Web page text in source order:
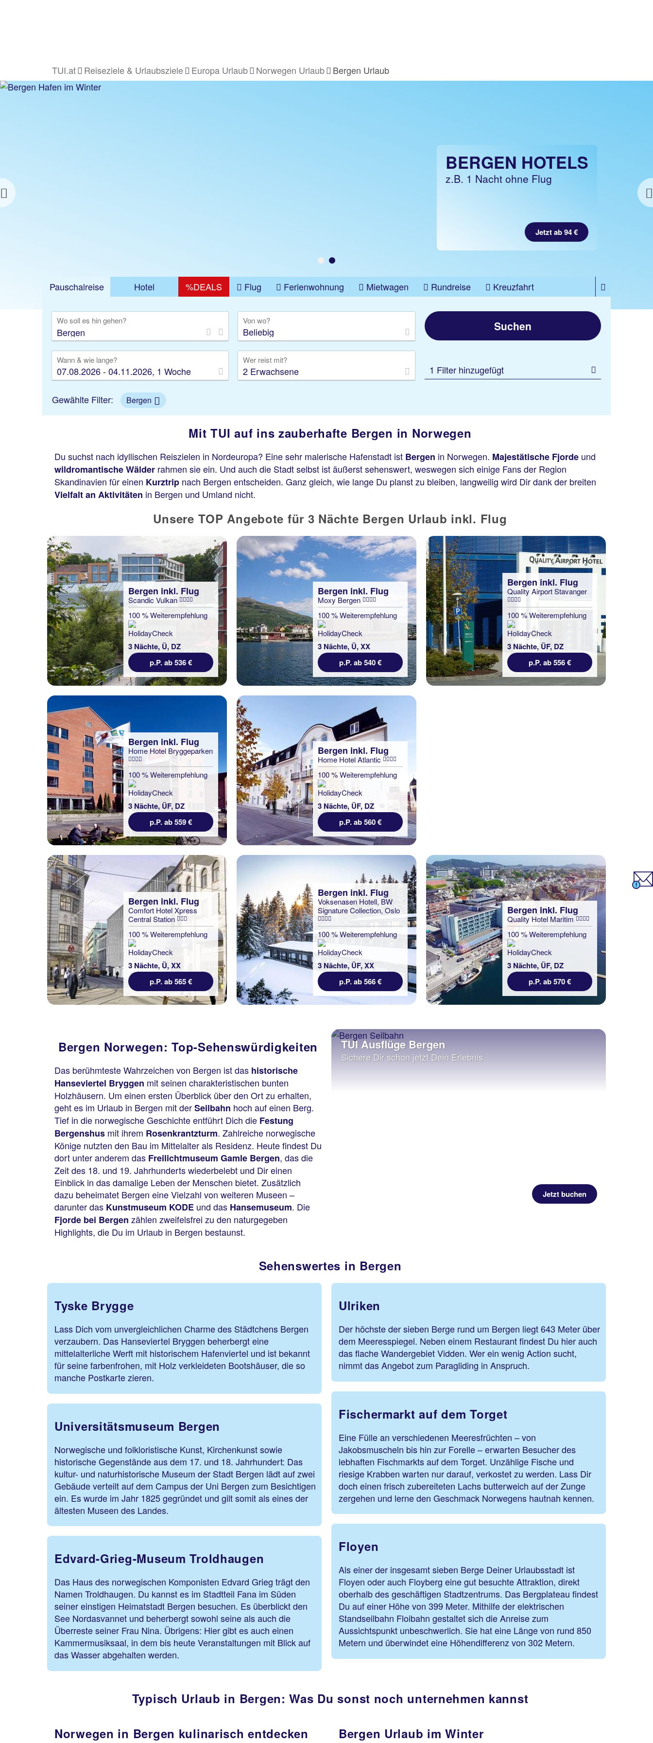
TUI.at Reiseziele & Urlaubsziele Europa Urlaub Norwegen Urlaub Bergen Urlaub
Previous
BERGEN URLAUB
z.B. 3 Nächte Hotel inkl. Flug
Jetzt ab 557 €
BERGEN HOTELS
z.B. 1 Nacht ohne Flug
Jetzt ab 94 €
Pauschalreise Hotel %DEALS Flug Ferienwohnung Mietwagen Rundreise
Kreuzfahrt
Wo soll es hin gehen? Von wo?
Beliebig
Wann & wie lange?
07.08.2026 - 04.11.2026, 1 Woche
Wer reist mit?
2 Erwachsene
Suchen
1 Filter hinzugefügt
Gewählte Filter: Bergen
Mit TUI auf ins zauberhafte Bergen in Norwegen
Du suchst nach idyllischen Reiszielen in Nordeuropa? Eine sehr malerische Hafenstadt ist Bergen in Norwegen. Majestätische Fjorde und
wildromantische Wälder rahmen sie ein. Und auch die Stadt selbst ist äußerst sehenswert, weswegen sich einige Fans der Region
Skandinavien für einen Kurztrip nach Bergen entscheiden. Ganz gleich, wie lange Du planst zu bleiben, langweilig wird Dir dank der breiten
Vielfalt an Aktivitäten in Bergen und Umland nicht.
Unsere TOP Angebote für 3 Nächte Bergen Urlaub inkl. Flug
Bergen inkl. Flug
Scandic Vulkan
100 % Weiterempfehlung
3 Nächte, Ü, DZ
p.P. ab 536 €
Bergen inkl. Flug
Moxy Bergen
100 % Weiterempfehlung
3 Nächte, Ü, XX
p.P. ab 540 €
Bergen inkl. Flug
Quality Airport Stavanger
100 % Weiterempfehlung
3 Nächte, ÜF, DZ
p.P. ab 556 €
Bergen inkl. Flug
Home Hotel Bryggeparken
100 % Weiterempfehlung
3 Nächte, ÜF, DZ
p.P. ab 559 €
Bergen inkl. Flug
Home Hotel Atlantic
100 % Weiterempfehlung
3 Nächte, ÜF, DZ
p.P. ab 560 €
Bergen inkl. Flug
Hotel Verdandi Oslo
80 % Weiterempfehlung
3 Nächte, Ü, XX
p.P. ab 561 €
Bergen inkl. Flug
Comfort Hotel Xpress
Central Station
100 % Weiterempfehlung
3 Nächte, Ü, XX
p.P. ab 565 €
Bergen inkl. Flug
Voksenasen Hotell, BW
Signature Collection, Oslo
100 % Weiterempfehlung
3 Nächte, ÜF, XX
p.P. ab 566 €
Bergen inkl. Flug
Quality Hotel Maritim
100 % Weiterempfehlung
3 Nächte, ÜF, DZ
p.P. ab 570 €
Bergen Norwegen: Top-Sehenswürdigkeiten
Das berühmteste Wahrzeichen von Bergen ist das historische
Hanseviertel Bryggen mit seinen charakteristischen bunten
Holzhäusern. Um einen ersten Überblick über den Ort zu erhalten,
geht es im Urlaub in Bergen mit derSeilbahn hoch auf einen Berg.
Tief in die norwegische Geschichte entführt Dich die Festung
Bergenshus mit ihrem Rosenkrantzturm. Zahlreiche norwegische
Könige nutzten den Bau im Mittelalter als Residenz. Heute findest Du
dort unter anderem das Freilichtmuseum Gamle Bergen, das die
Zeit des 18. und 19. Jahrhunderts wiederbelebt und Dir einen
Einblick in das damalige Leben der Menschen bietet. Zusätzlich
dazu beheimatet Bergen eine Vielzahl von weiteren Museen –
darunter das Kunstmuseum KODE und das Hansemuseum. Die
Fjorde bei Bergen zählen zweifelsfrei zu den naturgegeben
Highlights, die Du im Urlaub in Bergen bestaunst.
TUI Ausflüge Bergen
Sichere Dir schon jetzt Dein Erlebnis
Jetzt buchen
Sehenswertes in Bergen
Tyske Brygge
Lass Dich vom unvergleichlichen Charme des Städtchens Bergen
verzaubern. Das Hanseviertel Bryggen beherbergt eine
mittelalterliche Werft mit historischem Hafenviertel und ist bekannt
für seine farbenfrohen, mit Holz verkleideten Bootshäuser, die so
manche Postkarte zieren.
Universitätsmuseum Bergen
Norwegische und folkloristische Kunst, Kirchenkunst sowie
historische Gegenstände aus dem 17. und 18. Jahrhundert: Das
kultur- und naturhistorische Museum der Stadt Bergen lädt auf zwei
Gebäude verteilt auf dem Campus der Uni Bergen zum Besichtigen
ein. Es wurde im Jahr 1825 gegründet und gilt somit als eines der
ältesten Museen des Landes.
Edvard-Grieg-Museum Troldhaugen
Das Haus des norwegischen Komponisten Edvard Grieg trägt den
Namen Troldhaugen. Du kannst es im Stadtteil Fana im Süden
seiner einstigen Heimatstadt Bergen besuchen. Es überblickt den
See Nordasvannet und beherbergt sowohl seine als auch die
Überreste seiner Frau Nina. Übrigens: Hier gibt es auch einen
Kammermusiksaal, in dem bis heute Veranstaltungen mit Blick auf
das Wasser abgehalten werden.
Ulriken
Der höchste der sieben Berge rund um Bergen liegt 643 Meter über
dem Meeresspiegel. Neben einem Restaurant findest Du hier auch
das flache Wandergebiet Vidden. Wer ein wenig Action sucht,
nimmt das Angebot zum Paragliding in Anspruch.
Fischermarkt auf dem Torget
Eine Fülle an verschiedenen Meeresfrüchten – von
Jakobsmuscheln bis hin zur Forelle – erwarten Besucher des
lebhaften Fischmarkts auf dem Torget. Unzählige Fische und
riesige Krabben warten nur darauf, verkostet zu werden. Lass Dir
doch einen frisch zubereiteten Lachs butterweich auf der Zunge
zergehen und lerne den Geschmack Norwegens hautnah kennen.
Floyen
Als einer der insgesamt sieben Berge Deiner Urlaubsstadt ist
Floyen oder auch Floyberg eine gut besuchte Attraktion, direkt
oberhalb des geschäftigen Stadtzentrums. Das Bergplateau findest
Du auf einer Höhe von 399 Meter. Mithilfe der elektrischen
Standseilbahn Floibahn gestaltet sich die Anreise zum
Aussichtspunkt unbeschwerlich. Sie hat eine Länge von rund 850
Metern und überwindet eine Höhendifferenz von 302 Metern.
Typisch Urlaub in Bergen: Was Du sonst noch unternehmen kannst
Norwegen in Bergen kulinarisch entdecken Bergen Urlaub im Winter